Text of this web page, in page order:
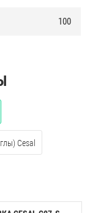
100
Cesal